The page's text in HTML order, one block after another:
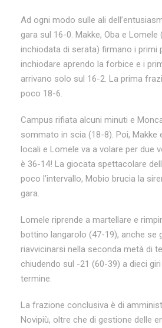
Ad ogni modo sulle ali
gara sul 16-0. Makke, Oba e Lomele
inchiodata di serata) firmano i primi
inchiodare aprendo la forbice e i
arrivano solo sul 16-2. La prima
poco 18-6.
Campus rifiata alcuni minuti e
sommato in scia (18-8). Poi, Makke
locali e Lomele va a volare per due
è 36-14! La giocata spettacolare
poco l’intervallo, Mobio brucia la
gara.
Lomele riprende a martellare e
bottino langarolo (47-19), anche se
riavvicinarsi nella seconda metà di
chiudendo sul -21 (60-39) a dieci
termine.
La frazione conclusiva è di
Novipiù, oltre che di gestione delle